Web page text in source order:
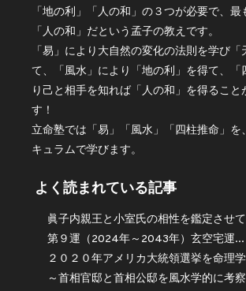
「地の利」「人の和」の３つが必要で、
「人の和」だという孟子の教えです。
「易」により大自然の変化の法則を学び
て、「風水」により「地の利」を得て、「
り己と相手を知れば「人の和」を得ること
す！
立命塾では「易」「風水」「四柱推命」を
キュラムで学びます。
よく読まれている記事
眞子内親王と小室氏の相性を鑑定させ
第９運（2024年～2043年）玄空宅運...
２０２０年アメリカ大統領選挙を命理
～首相官邸と首相公邸を風水学的に考